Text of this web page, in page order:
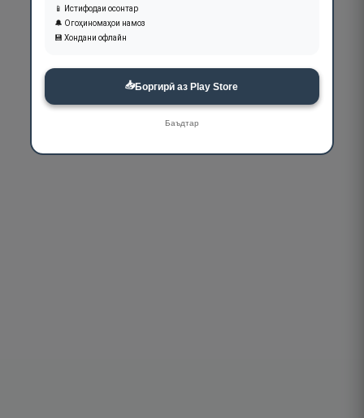
📱 Истифодаи осонтар
🔔 Огоҳиномаҳои намоз
💾 Хондани офлайн
📥Боргирӣ аз Play Store
Баъдтар